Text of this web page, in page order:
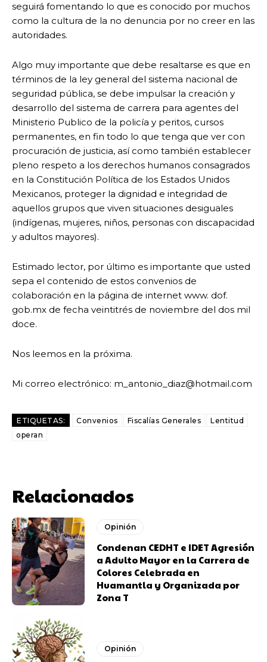
seguirá fomentando lo que es conocido por muchos
como la cultura de la no denuncia por no creer en las
autoridades.
Algo muy importante que debe resaltarse es que en
términos de la ley general del sistema nacional de
seguridad pública, se debe impulsar la creación y
desarrollo del sistema de carrera para agentes del
Ministerio Publico de la policía y peritos, cursos
permanentes, en fin todo lo que tenga que ver con
procuración de justicia, así como también establecer
pleno respeto a los derechos humanos consagrados
en la Constitución Política de los Estados Unidos
Mexicanos, proteger la dignidad e integridad de
aquellos grupos que viven situaciones desiguales
(indígenas, mujeres, niños, personas con discapacidad
y adultos mayores).
Estimado lector, por último es importante que usted
sepa el contenido de estos convenios de
colaboración en la página de internet www. dof.
gob.mx de fecha veintitrés de noviembre del dos mil
doce.
Nos leemos en la próxima.
Mi correo electrónico: m_antonio_diaz@hotmail.com
ETIQUETAS: Convenios Fiscalías Generales
Lentitud
operan
Relacionados
Opinión
Condenan CEDHT e IDET Agresión
a Adulto Mayor en la Carrera de
Colores Celebrada en
Huamantla y Organizada por
Zona T
Opinión